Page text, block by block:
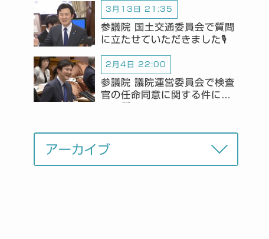
3月13日 21:35
参議院 国土交通委員会で質問
に立たせていただきました🎙️
2月4日 22:00
参議院 議院運営委員会で検査
官の任命同意に関する件につ